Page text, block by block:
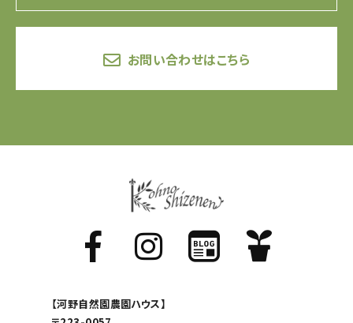
お問い合わせはこちら
【河野自然園農園ハウス】